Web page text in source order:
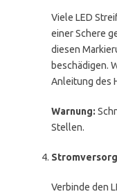
Viele LED
einer Schere
diesen
beschädigen.
Anleitung des
Warnung:
Stellen.
Verbinde den